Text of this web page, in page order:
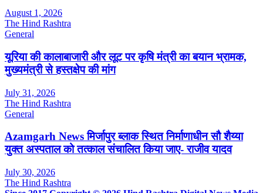
August 1, 2026
The Hind Rashtra
General
यूरिया की कालाबाजारी और लूट पर कृषि मंत्री का बयान भ्रामक,
मुख्यमंत्री से हस्तक्षेप की मांग
July 31, 2026
The Hind Rashtra
General
Azamgarh News मिर्जापुर ब्लाक स्थित निर्माणाधीन सौ शैय्या
युक्त अस्पताल को तत्काल संचालित किया जाए- राजीव यादव
July 30, 2026
The Hind Rashtra